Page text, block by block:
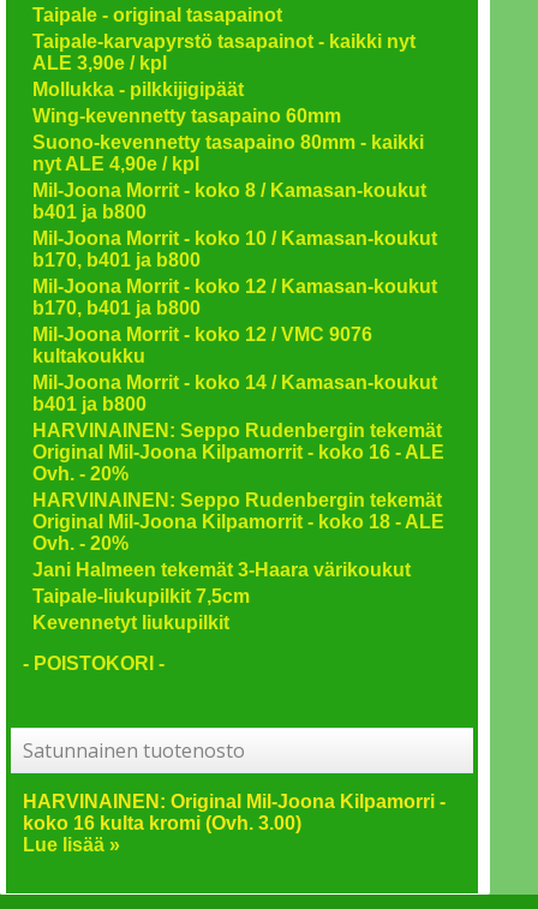
Taipale - original tasapainot
Taipale-karvapyrstö tasapainot - kaikki nyt
ALE 3,90e / kpl
Mollukka - pilkkijigipäät
Wing-kevennetty tasapaino 60mm
Suono-kevennetty tasapaino 80mm - kaikki
nyt ALE 4,90e / kpl
Mil-Joona Morrit - koko 8 / Kamasan-koukut
b401 ja b800
Mil-Joona Morrit - koko 10 / Kamasan-koukut
b170, b401 ja b800
Mil-Joona Morrit - koko 12 / Kamasan-koukut
b170, b401 ja b800
Mil-Joona Morrit - koko 12 / VMC 9076
kultakoukku
Mil-Joona Morrit - koko 14 / Kamasan-koukut
b401 ja b800
HARVINAINEN: Seppo Rudenbergin tekemät
Original Mil-Joona Kilpamorrit - koko 16 - ALE
Ovh. - 20%
HARVINAINEN: Seppo Rudenbergin tekemät
Original Mil-Joona Kilpamorrit - koko 18 - ALE
Ovh. - 20%
Jani Halmeen tekemät 3-Haara värikoukut
Taipale-liukupilkit 7,5cm
Kevennetyt liukupilkit
- POISTOKORI -
Satunnainen tuotenosto
HARVINAINEN: Original Mil-Joona Kilpamorri -
koko 16 kulta kromi (Ovh. 3.00)
Lue lisää »